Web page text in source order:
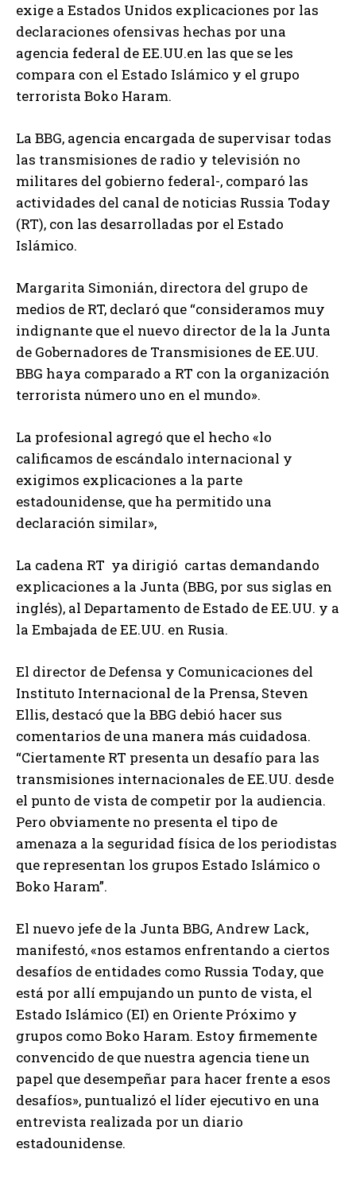
exige a Estados Unidos explicaciones por las
declaraciones ofensivas hechas por una
agencia federal de EE.UU.en las que se les
compara con el Estado Islámico y el grupo
terrorista Boko Haram.
La BBG, agencia encargada de supervisar todas
las transmisiones de radio y televisión no
militares del gobierno federal-, comparó las
actividades del canal de noticias Russia Today
(RT), con las desarrolladas por el Estado
Islámico.
Margarita Simonián, directora del grupo de
medios de RT, declaró que “consideramos muy
indignante que el nuevo director de la la Junta
de Gobernadores de Transmisiones de EE.UU.
BBG haya comparado a RT con la organización
terrorista número uno en el mundo».
La profesional agregó que el hecho «lo
calificamos de escándalo internacional y
exigimos explicaciones a la parte
estadounidense, que ha permitido una
declaración similar»,
La cadena RT ya dirigió cartas demandando
explicaciones a la Junta (BBG, por sus siglas en
inglés), al Departamento de Estado de EE.UU. y a
la Embajada de EE.UU. en Rusia.
El director de Defensa y Comunicaciones del
Instituto Internacional de la Prensa, Steven
Ellis, destacó que la BBG debió hacer sus
comentarios de una manera más cuidadosa.
“Ciertamente RT presenta un desafío para las
transmisiones internacionales de EE.UU. desde
el punto de vista de competir por la audiencia.
Pero obviamente no presenta el tipo de
amenaza a la seguridad física de los periodistas
que representan los grupos Estado Islámico o
Boko Haram”.
El nuevo jefe de la Junta BBG, Andrew Lack,
manifestó, «nos estamos enfrentando a ciertos
desafíos de entidades como Russia Today, que
está por allí empujando un punto de vista, el
Estado Islámico (EI) en Oriente Próximo y
grupos como Boko Haram. Estoy firmemente
convencido de que nuestra agencia tiene un
papel que desempeñar para hacer frente a esos
desafíos», puntualizó el líder ejecutivo en una
entrevista realizada por un diario
estadounidense.